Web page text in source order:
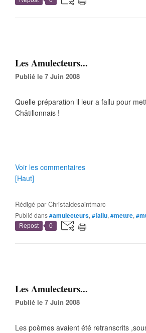
Les Amulecteurs...
Publié le 7 Juin 2008
Quelle préparation il leur a fallu pour
Châtillonnais !
Voir les commentaires
[Haut]
Rédigé parChristaldesaintmarc
Publié dans#amulecteurs, #fallu, #mettre,
Repost 0
Les Amulecteurs...
Publié le 7 Juin 2008
Les poèmes avaient été retranscrits